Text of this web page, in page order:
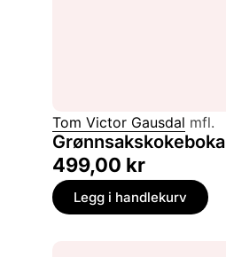
Tom Victor Gausdal mfl.
Grønnsakskokeboka
499,00 kr
Legg i handlekurv